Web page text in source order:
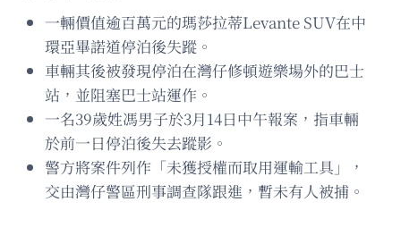
一輛價值逾百萬元的瑪莎拉蒂Levante SUV在中
環亞畢諾道停泊後失蹤。
車輛其後被發現停泊在灣仔修頓遊樂場外的巴士
站，並阻塞巴士站運作。
一名39歲姓馮男子於3月14日中午報案，指車輛
於前一日停泊後失去蹤影。
警方將案件列作「未獲授權而取用運輸工具」，
交由灣仔警區刑事調查隊跟進，暫未有人被捕。